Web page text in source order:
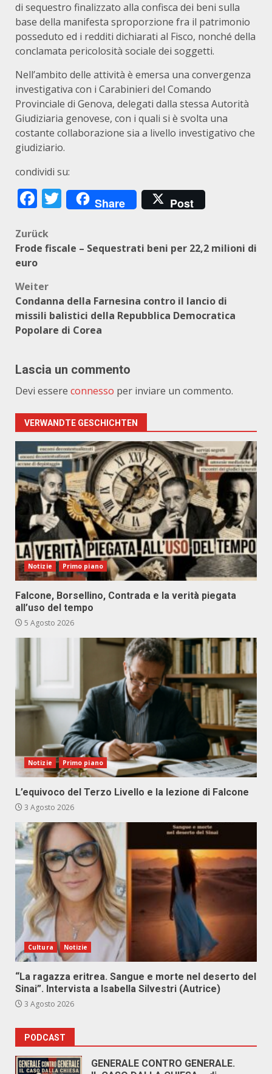
di sequestro finalizzato alla confisca dei beni sulla
base della manifesta sproporzione fra il patrimonio
posseduto ed i redditi dichiarati al Fisco, nonché della
conclamata pericolosità sociale dei soggetti.
Nell’ambito delle attività è emersa una convergenza
investigativa con i Carabinieri del Comando
Provinciale di Genova, delegati dalla stessa Autorità
Giudiziaria genovese, con i quali si è svolta una
costante collaborazione sia a livello investigativo che
giudiziario.
condividi su:
Facebook
Twitter
Share Post
Beitragsnavigation
Zurück
Frode fiscale – Sequestrati beni per 22,2 milioni di
euro
Weiter
Condanna della Farnesina contro il lancio di
missili balistici della Repubblica Democratica
Popolare di Corea
Lascia un commento
Devi essere connesso per inviare un commento.
VERWANDTE GESCHICHTEN
Notizie Primo piano
Falcone, Borsellino, Contrada e la verità piegata
all’uso del tempo
5 Agosto 2026
Notizie Primo piano
L’equivoco del Terzo Livello e la lezione di Falcone
3 Agosto 2026
Cultura Notizie
“La ragazza eritrea. Sangue e morte nel deserto del
Sinai”. Intervista a Isabella Silvestri (Autrice)
3 Agosto 2026
PODCAST
GENERALE CONTRO GENERALE.